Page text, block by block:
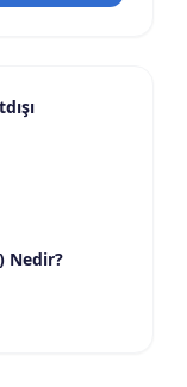
Nedir?